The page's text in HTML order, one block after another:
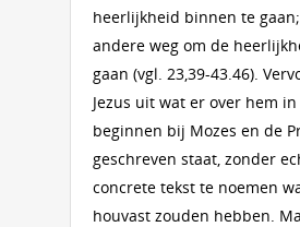
heerlijkheid binnen te
andere weg om de
gaan (vgl. 23,39-43.46).
Jezus uit wat er over hem
beginnen bij Mozes en de
geschreven staat, zonder
concrete tekst te noemen
houvast zouden hebben.